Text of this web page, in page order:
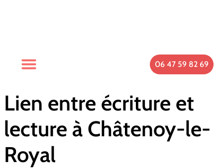
06 47 59 82 69
Lien entre écriture et
lecture à Châtenoy-le-
Royal